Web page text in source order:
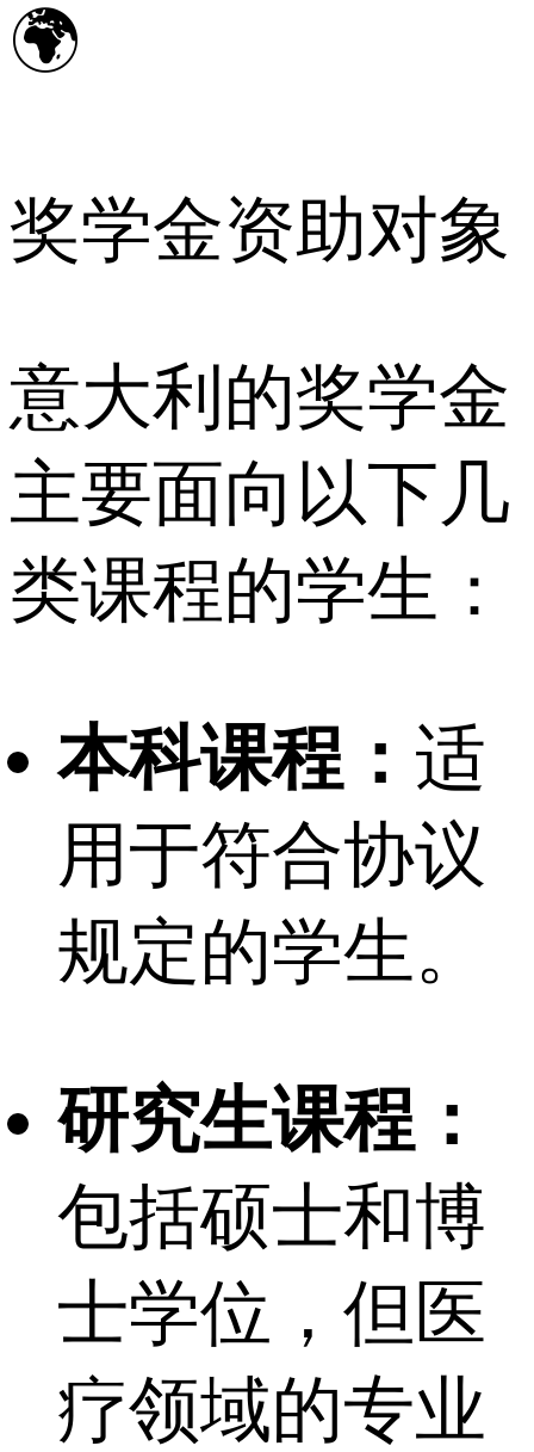
🌍
奖学金资助对象
意大利的奖学金
主要面向以下几
类课程的学生：
本科课程： 适
用于符合协议
规定的学生。
研究生课程：
包括硕士和博
士学位，但医
疗领域的专业